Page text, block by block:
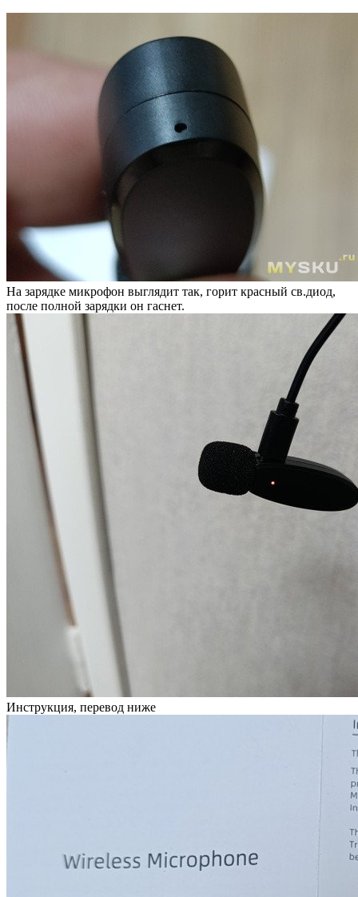
На зарядке микрофон выглядит так, горит красный св.диод,
после полной зарядки он гаснет.
Инструкция, перевод ниже